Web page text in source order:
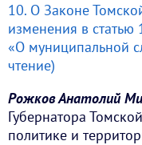
10. О Законе
изменения в статью
«О муниципальной
чтение)
Рожков Анатолий
Губернатора
политике и